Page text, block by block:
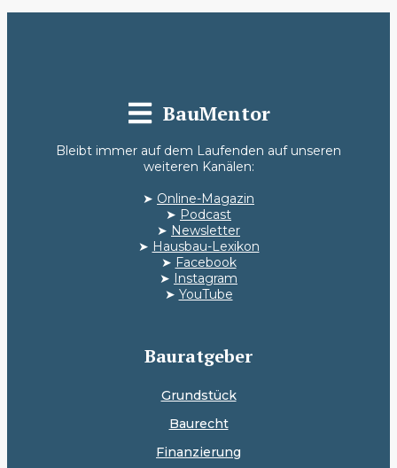
BauMentor
Bleibt immer auf dem Laufenden auf unseren
weiteren Kanälen:
➤ Online-Magazin
➤ Podcast
➤ Newsletter
➤ Hausbau-Lexikon
➤ Facebook
➤
Instagram
➤ YouTube
Bauratgeber
Grundstück
Baurecht
Finanzierung